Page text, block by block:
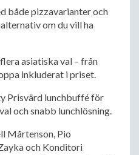
både pizzavarianter och
om du vill ha
asiatiska val – från
inkluderat i priset.
Prisvärd lunchbuffé för
och snabb lunchlösning.
Mårtenson, Pio
och Konditori